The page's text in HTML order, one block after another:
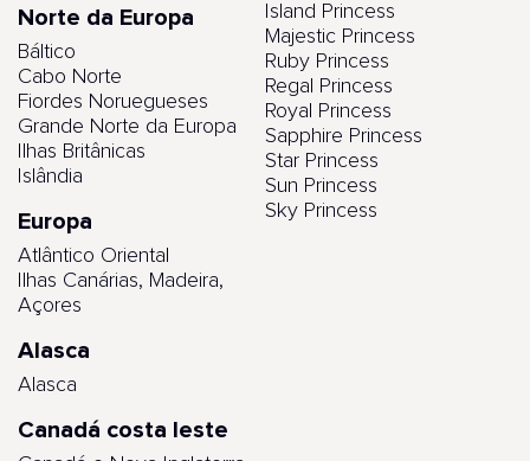
Norte da Europa
Báltico
Cabo Norte
Fiordes Noruegueses
Grande Norte da Europa
Ilhas Britânicas
Islândia
Europa
Atlântico Oriental
Ilhas Canárias, Madeira,
Açores
Alasca
Alasca
Canadá costa leste
Island Princess
Majestic Princess
Ruby Princess
Regal Princess
Royal Princess
Sapphire Princess
Star Princess
Sun Princess
Sky Princess